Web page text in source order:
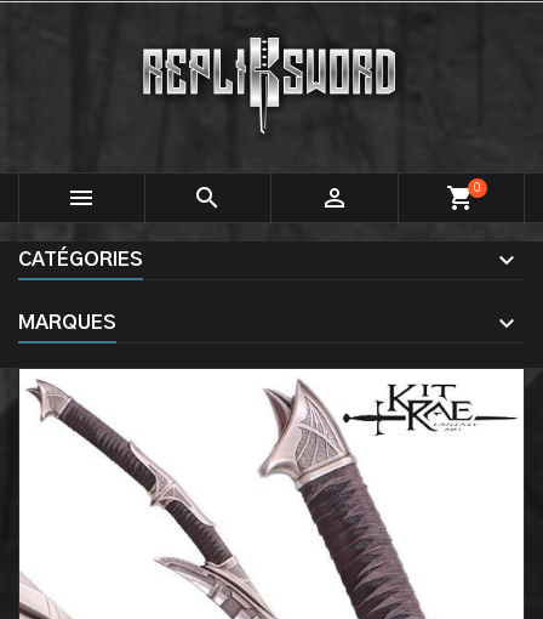
   shopping_cart0
CATÉGORIES
MARQUES